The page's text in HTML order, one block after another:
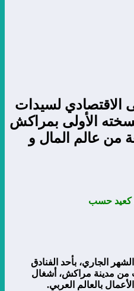
الاقتصادي لسيدات
الأولى بمراكش
عالم المال و
كعيد حسب
يومه الإثنين 12 من الشهر الجاري، بأحد الفنادق
من مدينة مراكش، أشغال
بالعالم العربي.